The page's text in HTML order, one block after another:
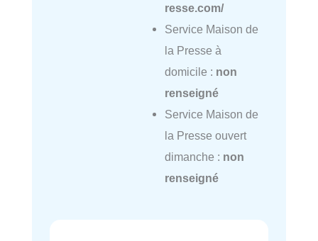
resse.com/
Service Maison de
la Presse à
domicile : non
renseigné
Service Maison de
la Presse ouvert
dimanche : non
renseigné